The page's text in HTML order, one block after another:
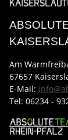
Am
67657
E-Mail:
Tel: 06234 -